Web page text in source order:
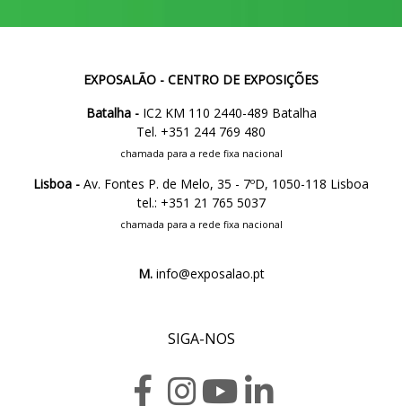
EXPOSALÃO - CENTRO DE EXPOSIÇÕES
Batalha -IC2 KM 110 2440-489 Batalha
Tel. +351 244 769 480
chamada para a rede fixa nacional
Lisboa - Av. Fontes P. de Melo, 35 - 7ºD, 1050-118 Lisboa
tel.: +351 21 765 5037
chamada para a rede fixa nacional
M.info@exposalao.pt
SIGA-NOS